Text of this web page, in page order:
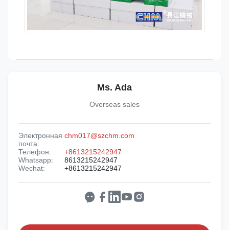
Ms. Ada
Overseas sales
Электронная
почта:
chm017@szchm.com
Телефон:
+8613215242947
Whatsapp:
8613215242947
Wechat:
+8613215242947